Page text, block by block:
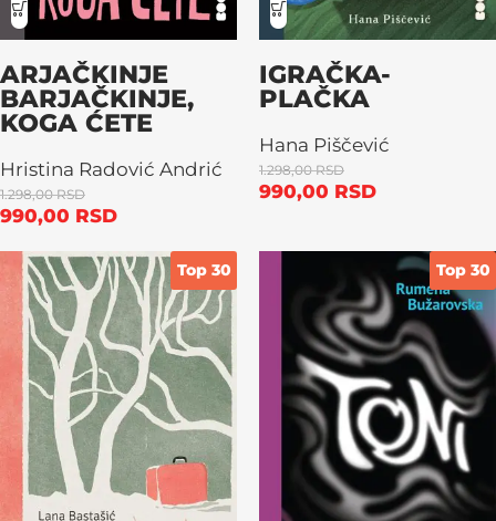
ARJAČKINJE
BARJAČKINJE,
KOGA ĆETE
Hristina Radović Andrić
1.298,00RSD
990,00 RSD
IGRAČKA-
PLAČKA
Hana Piščević
1.298,00RSD
990,00 RSD
Top 30 Top 30